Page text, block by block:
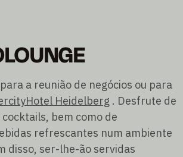
a reunião de negócios ou para
Heidelberg . Desfrute de
bem como de
refrescantes num ambiente
disso, ser-lhe-ão servidas